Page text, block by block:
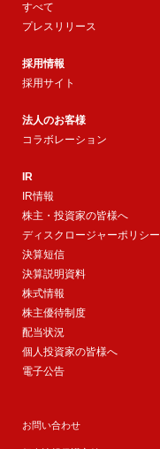
すべて
プレスリリース
採用情報
採用サイト
法人のお客様
コラボレーション
IR
IR情報
株主・投資家の皆様へ
ディスクロージャーポリシー
決算短信
決算説明資料
株式情報
株主優待制度
配当状況
個人投資家の皆様へ
電子公告
お問い合わせ